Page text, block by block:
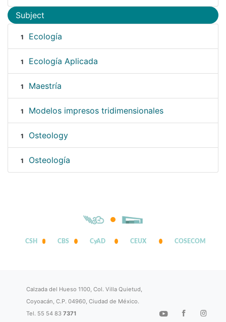
Subject
1 Ecología
1 Ecología Aplicada
1 Maestría
1 Modelos impresos tridimensionales
1 Osteology
1 Osteología
CSH CBS CyAD CEUX COSECOM
Calzada del Hueso 1100, Col. Villa Quietud,
Coyoacán, C.P. 04960, Ciudad de México.
Tel. 55 54 837371